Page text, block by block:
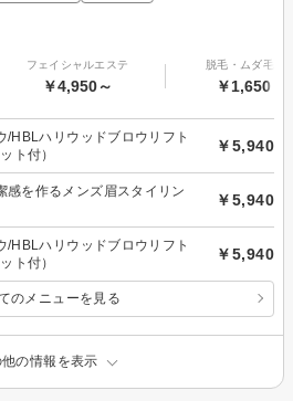
フェイシャルエステ
￥4,950～
脱毛・ムダ毛処
￥1,650～
/HBLハリウッドブロウリフト
ト付）
￥5,940
感を作るメンズ眉スタイリン
￥5,940
/HBLハリウッドブロウリフト
ト付）
￥5,940
のメニューを見る
他の情報を表示